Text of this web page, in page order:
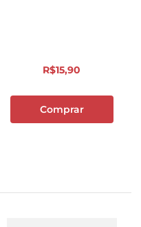
R$15,90
Comprar